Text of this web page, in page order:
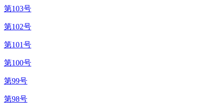
第103号
第102号
第101号
第100号
第99号
第98号